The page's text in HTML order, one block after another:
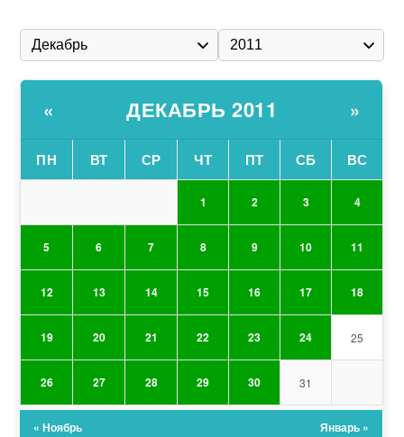
« ДЕКАБРЬ 2011 »
ПН ВТ СР ЧТ ПТ СБ ВС
1 2 3 4
5 6 7 8 9 10 11
12 13 14 15 16 17 18
19 20 21 22 23 24 25
26 27 28 29 30 31
« Ноябрь Январь »